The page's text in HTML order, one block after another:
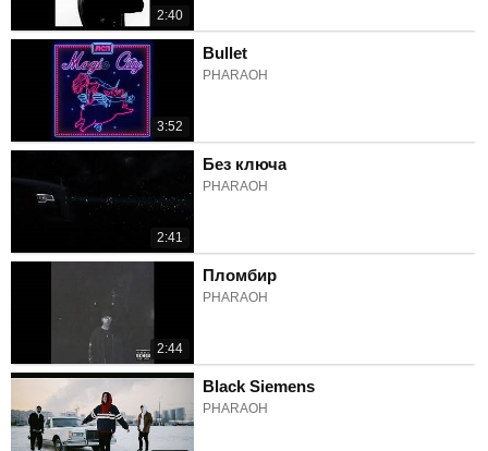
2:40
3:52
Bullet
PHARAOH
2:41
Без ключа
PHARAOH
2:44
Пломбир
PHARAOH
Black Siemens
PHARAOH